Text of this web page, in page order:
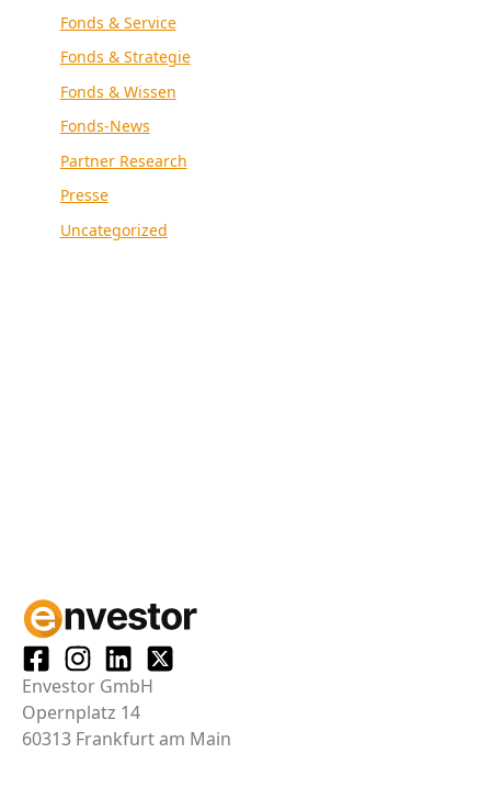
Fonds & Service
Fonds & Strategie
Fonds & Wissen
Fonds-News
Partner Research
Presse
Uncategorized
Envestor GmbH
Opernplatz 14
60313 Frankfurt am Main